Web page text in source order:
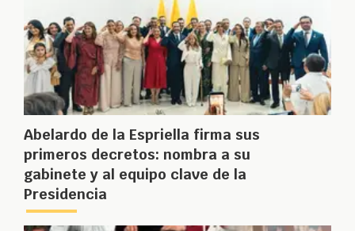
Abelardo de la Espriella firma sus
primeros decretos: nombra a su
gabinete y al equipo clave de la
Presidencia